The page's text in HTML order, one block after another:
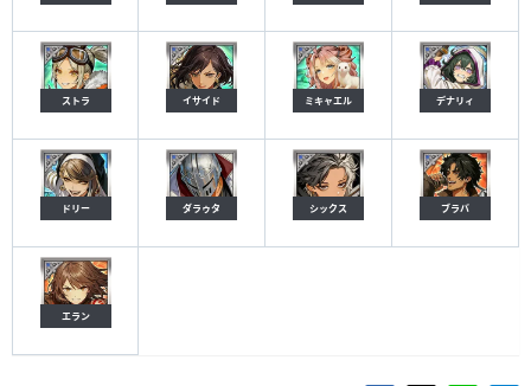
ストラ イサイド ミキャエル デナリィ
ドリー ダラゥタ シックス ブラバ
エラン